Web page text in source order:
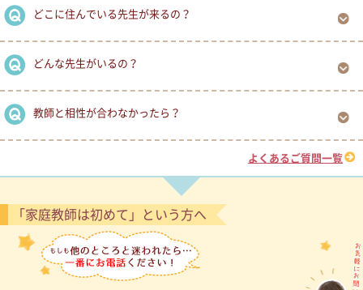
どこに住んでいる先生が来るの？
どんな先生がいるの？
教師と相性が合わなかったら？
よくあるご質問一覧
「家庭教師は初めて」という方へ